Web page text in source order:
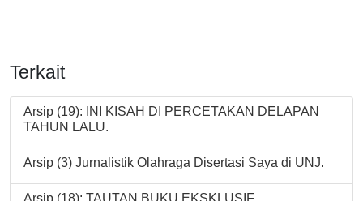
Terkait
Arsip (19): INI KISAH DI PERCETAKAN DELAPAN
TAHUN LALU.
Arsip (3) Jurnalistik Olahraga Disertasi Saya di UNJ.